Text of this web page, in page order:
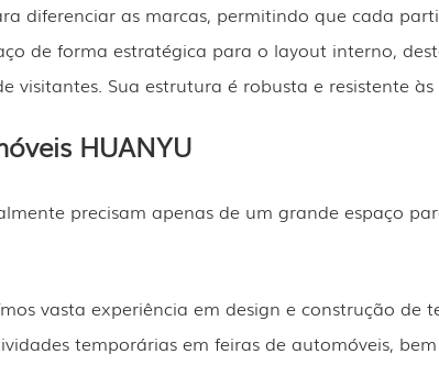
diferenciar as marcas, permitindo que cada
de forma estratégica para o layout interno,
Sua estrutura é robusta e resistente às
HUANYU
precisam apenas de um grande espaço
vasta experiência em design e construção de
temporárias em feiras de automóveis,